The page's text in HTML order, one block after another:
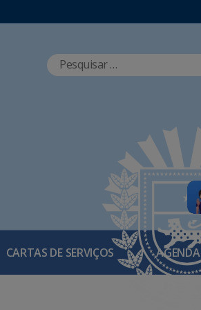
CARTAS DE SERVIÇOS AGENDA